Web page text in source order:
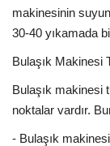
makinesinin
30-40 yıkamada
Bulaşık Makinesi
Bulaşık makinesi
noktalar vardır.
- Bulaşık